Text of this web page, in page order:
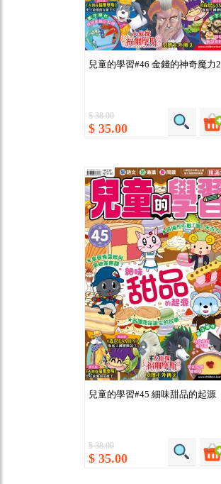
兒童的學習#46 金錢的神奇魔力2
$ 38.00
$ 35.00
兒童的學習#45 細味甜品的起源
$ 38.00
$ 35.00